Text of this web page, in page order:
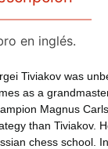
en inglés.
Tiviakov was
as a
Magnus
than Tiviakov.
chess school.